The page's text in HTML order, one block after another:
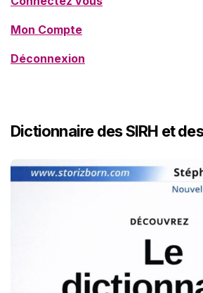
Mon Compte
Déconnexion
Dictionnaire des SIRH et